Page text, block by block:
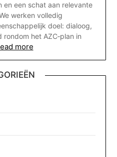
een schat aan relevante
werken volledig
doel: dialoog,
het AZC‑plan in
more